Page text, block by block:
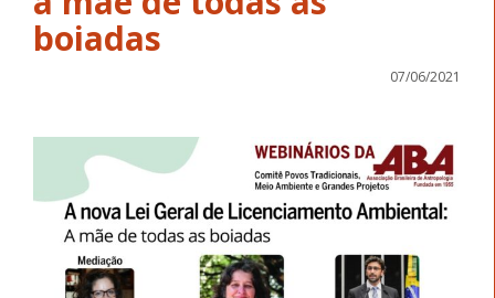
boiadas
07/06/2021